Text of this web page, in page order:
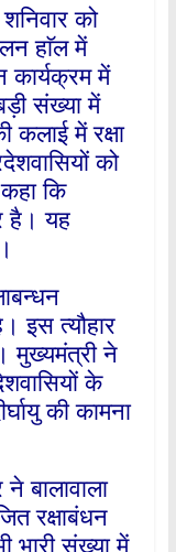
को
हाॅल में
कार्यक्रम में
संख्या में
में रक्षा
को
कि
है। यह
इस त्यौहार
मुख्यमंत्री ने
के
की कामना
बालावाला
रक्षाबंधन
भारी संख्या में